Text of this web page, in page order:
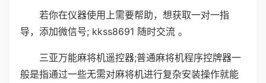
若你在仪器使用上需要帮助，想获取一对一指
导，添加微信号; kkss8691 随时交流 。
三亚万能麻将机遥控器;普通麻将机程序控牌器一
般是指通过一些无需对麻将机进行复杂安装操作就能